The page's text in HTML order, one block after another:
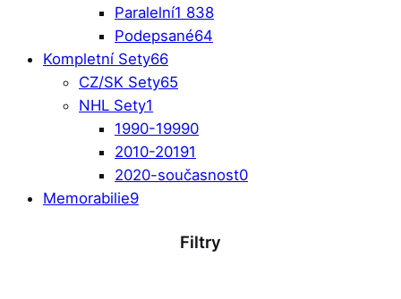
Paralelní1 838
Podepsané64
Kompletní Sety66
CZ/SK Sety65
NHL Sety1
1990-19990
2010-20191
2020-současnost0
Memorabilie9
Filtry